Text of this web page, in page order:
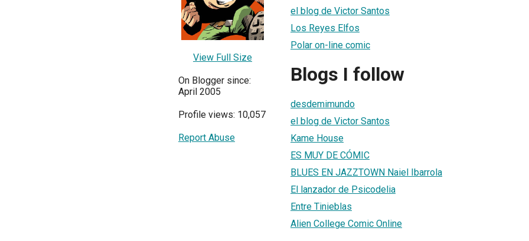
View Full Size
On Blogger since:
April 2005
Profile views: 10,057
Report Abuse
el blog de Victor Santos
Los Reyes Elfos
Polar on-line comic
Blogs I follow
desdemimundo
el blog de Victor Santos
Kame House
ES MUY DE CÓMIC
BLUES EN JAZZTOWN Naiel Ibarrola
El lanzador de Psicodelia
Entre Tinieblas
Alien College Comic Online